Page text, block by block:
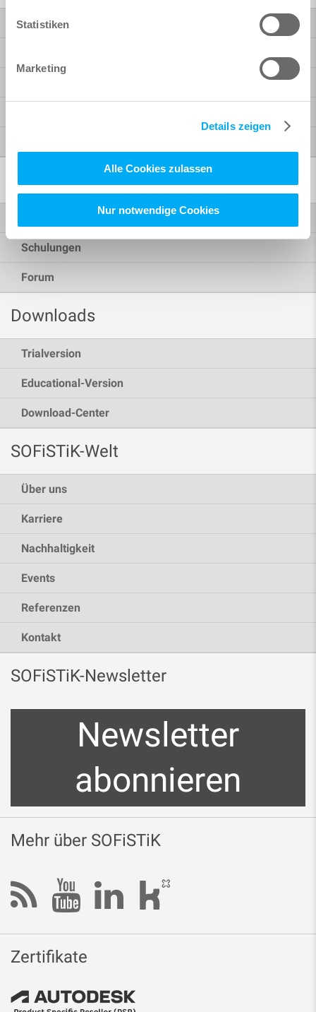
Statistiken
Marketing
Details zeigen
Alle Cookies zulassen
Nur notwendige Cookies
Brückenbau
Akademie
Schulungen
Forum
Downloads
Trialversion
Educational-Version
Download-Center
SOFiSTiK-Welt
Über uns
Karriere
Nachhaltigkeit
Events
Referenzen
Kontakt
SOFiSTiK-Newsletter
Newsletter
abonnieren
Mehr über SOFiSTiK
Zertifikate